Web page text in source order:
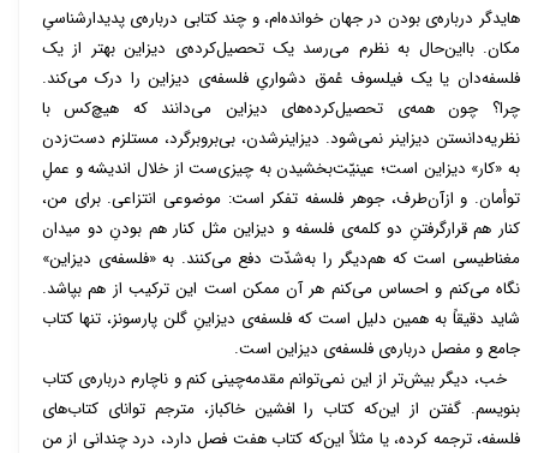
هایدگر درباره‌ی بودن در جهان خوانده‌ام، و چند کتابی درباره‌ی پدیدارشناسیِ
مکان. بااین‌حال به نظرم می‌رسد یک تحصیل‌کرده‌ی دیزاین بهتر از یک
فلسفه‌دان یا یک فیلسوف عُمق دشواریِ فلسفه‌ی دیزاین را درک می‌کند.
چرا؟ چون همه‌ی تحصیل‌کرده‌های دیزاین می‌دانند که هیچ‌کس با
نظریه‌‌دانستن دیزاینر نمی‌شود. دیزاینرشدن، بی‌بروبرگرد، مستلزم دست‌زدن
به «کار» دیزاین است؛ عینیّت‌بخشیدن به چیزی‌ست از خلال اندیشه و عملِ
توأمان. و ازآن‌طرف، جوهر فلسفه تفکر است: موضوعی انتزاعی. برای من،
کنار هم قرارگرفتنِ دو کلمه‌ی فلسفه و دیزاین مثل کنار هم بودنِ دو میدان
مغناطیسی‌ است که هم‌دیگر را به‌شدّت دفع می‌کنند. به «فلسفه‌ی دیزاین»
نگاه می‌کنم و احساس می‌کنم هر آن ممکن است این ترکیب از هم بپاشد.
شاید دقیقاً به همین دلیل است که فلسفه‌ی دیزاینِ گلن پارسونز، تنها کتاب
جامع و مفصل درباره‌ی فلسفه‌ی دیزاین است.
خب، دیگر بیش‌تر از این نمی‌توانم مقدمه‌چینی کنم و ناچارم درباره‌ی کتاب
بنویسم. گفتن از این‌که کتاب را افشین خاکباز، مترجم توانای کتاب‌های
فلسفه، ترجمه کرده، یا مثلاً این‌که کتاب هفت فصل دارد، درد چندانی از من